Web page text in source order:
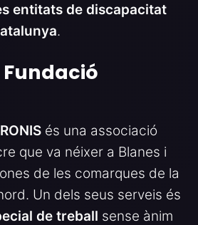
entitats de discapacitat
.
Fundació
és una associació
que va néixer a Blanes i
de les comarques de la
Un dels seus serveis és
de treball sense ànim